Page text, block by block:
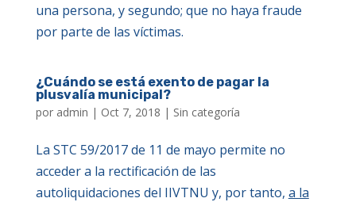
una persona, y segundo; que no haya fraude
por parte de las víctimas.
¿Cuándo se está exento de pagar la
plusvalía municipal?
por admin | Oct 7, 2018 | Sin categoría
La STC 59/2017 de 11 de mayo permite no
acceder a la rectificación de las
autoliquidaciones del IIVTNU y, por tanto, a la